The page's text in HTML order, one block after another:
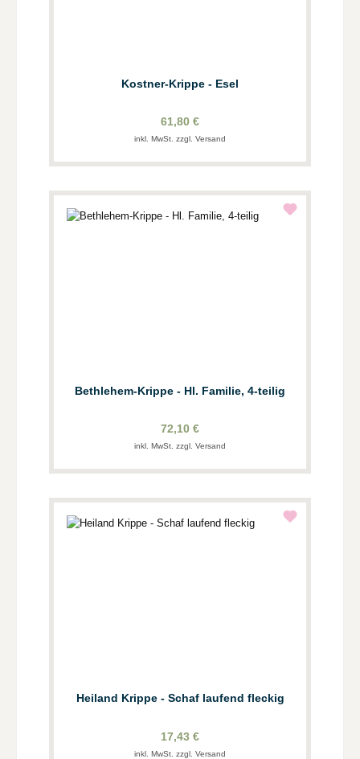
Kostner-Krippe - Esel
61,80 €
inkl. MwSt. zzgl. Versand
Bethlehem-Krippe - Hl. Familie, 4-teilig
72,10 €
inkl. MwSt. zzgl. Versand
Heiland Krippe - Schaf laufend fleckig
17,43 €
inkl. MwSt. zzgl. Versand